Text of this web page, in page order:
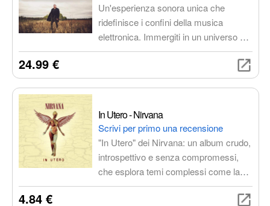
Un'esperienza sonora unica che
ridefinisce i confini della musica
elettronica. Immergiti in un universo di
ritmi pulsanti, melodie ipnotiche e suoni
sperimentali per un viaggio sensoriale
completo.
24.99 €
In Utero - Nirvana
Scrivi per primo una recensione
"In Utero" dei Nirvana: un album crudo,
introspettivo e senza compromessi,
che esplora temi complessi come la
fama, la critica e la ricerca di
4.84 €